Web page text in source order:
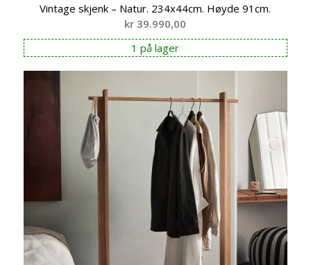
Vintage skjenk – Natur. 234x44cm. Høyde 91cm.
kr 39.990,00
1 på lager